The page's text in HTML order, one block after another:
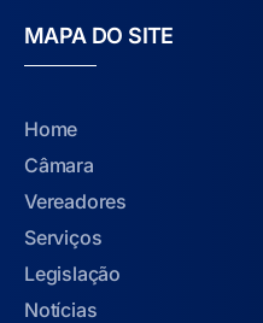
MAPA DO SITE
Home
Câmara
Vereadores
Serviços
Legislação
Notícias